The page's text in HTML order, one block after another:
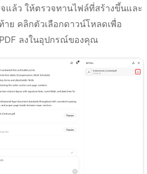
จแล้ว ให้ตรวจทานไฟล์ที่สร้างขึ้นและ
าย คลิกตัวเลือกดาวน์โหลดเพื่อ
ลงในอุปกรณ์ของคุณ